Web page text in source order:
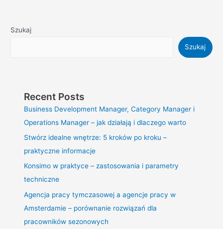
Szukaj
Szukaj
Recent Posts
Business Development Manager, Category Manager i
Operations Manager – jak działają i dlaczego warto
Stwórz idealne wnętrze: 5 kroków po kroku –
praktyczne informacje
Konsimo w praktyce – zastosowania i parametry
techniczne
Agencja pracy tymczasowej a agencje pracy w
Amsterdamie – porównanie rozwiązań dla
pracowników sezonowych